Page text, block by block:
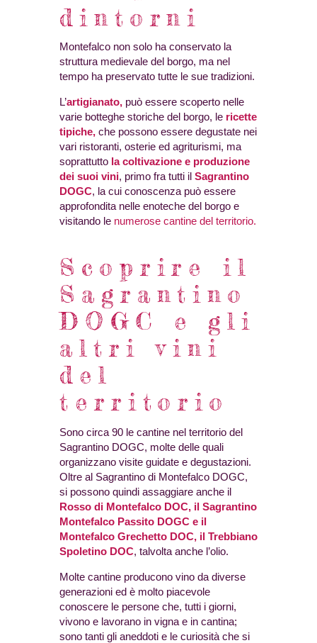
dintorni
Montefalco non solo ha conservato la
struttura medievale del borgo, ma nel
tempo ha preservato tutte le sue tradizioni.
L’artigianato, può essere scoperto nelle
varie botteghe storiche del borgo, le ricette
tipiche, che possono essere degustate nei
vari ristoranti, osterie ed agriturismi, ma
soprattutto la coltivazione e produzione
dei suoi vini, primo fra tutti il Sagrantino
DOGC, la cui conoscenza può essere
approfondita nelle enoteche del borgo e
visitando le numerose cantine del territorio.
Scoprire il
Sagrantino
DOGC e gli
altri vini
del
territorio
Sono circa 90 le cantine nel territorio del
Sagrantino DOGC, molte delle quali
organizzano visite guidate e degustazioni.
Oltre al Sagrantino di Montefalco DOGC,
si possono quindi assaggiare anche il
Rosso di Montefalco DOC, il Sagrantino
Montefalco Passito DOGC e il
Montefalco Grechetto DOC, il Trebbiano
Spoletino DOC, talvolta anche l’olio.
Molte cantine producono vino da diverse
generazioni ed è molto piacevole
conoscere le persone che, tutti i giorni,
vivono e lavorano in vigna e in cantina;
sono tanti gli aneddoti e le curiosità che si